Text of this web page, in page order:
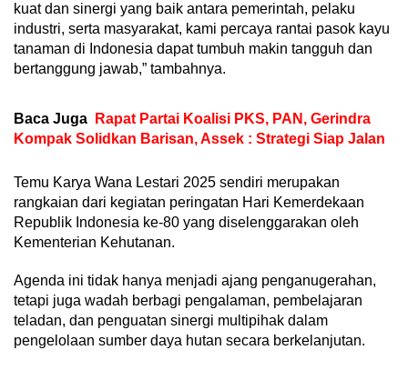
kuat dan sinergi yang baik antara pemerintah, pelaku
industri, serta masyarakat, kami percaya rantai pasok kayu
tanaman di Indonesia dapat tumbuh makin tangguh dan
bertanggung jawab,” tambahnya.
Baca Juga
Rapat Partai Koalisi PKS, PAN, Gerindra
Kompak Solidkan Barisan, Assek : Strategi Siap Jalan
Temu Karya Wana Lestari 2025 sendiri merupakan
rangkaian dari kegiatan peringatan Hari Kemerdekaan
Republik Indonesia ke-80 yang diselenggarakan oleh
Kementerian Kehutanan.
Agenda ini tidak hanya menjadi ajang penganugerahan,
tetapi juga wadah berbagi pengalaman, pembelajaran
teladan, dan penguatan sinergi multipihak dalam
pengelolaan sumber daya hutan secara berkelanjutan.